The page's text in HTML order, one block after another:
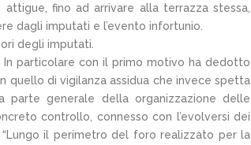
fino ad arrivare alla terrazza stessa,
dagli imputati e l’evento infortunio.
degli imputati.
particolare con il primo motivo ha dedotto
quello di vigilanza assidua che invece spetta
generale della organizzazione delle
controllo, connesso con l’evolversi dei
il perimetro del foro realizzato per la